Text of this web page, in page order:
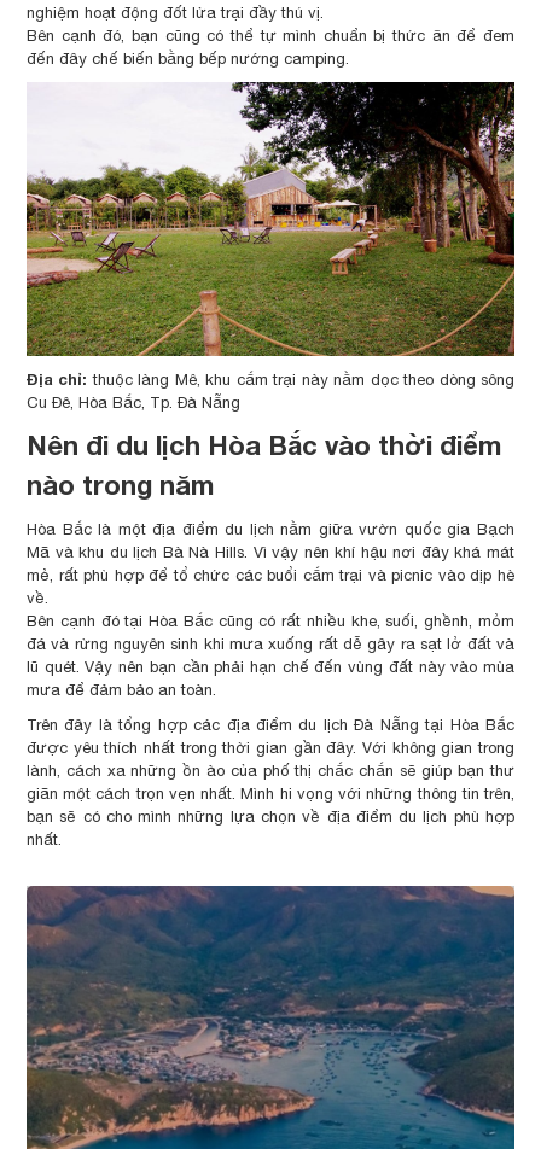
nghiệm hoạt động đốt lửa trại đầy thú vị.
Bên cạnh đó, bạn cũng có thể tự mình chuẩn bị thức ăn để đem
đến đây chế biến bằng bếp nướng camping.
Địa chỉ: thuộc làng Mê, khu cắm trại này nằm dọc theo dòng sông
Cu Đê, Hòa Bắc, Tp. Đà Nẵng
Nên đi du lịch Hòa Bắc vào thời điểm
nào trong năm
Hòa Bắc là một địa điểm du lịch nằm giữa vườn quốc gia Bạch
Mã và khu du lịch Bà Nà Hills. Vì vậy nên khí hậu nơi đây khá mát
mẻ, rất phù hợp để tổ chức các buổi cắm trại và picnic vào dịp hè
về.
Bên cạnh đó tại Hòa Bắc cũng có rất nhiều khe, suối, ghềnh, mỏm
đá và rừng nguyên sinh khi mưa xuống rất dễ gây ra sạt lở đất và
lũ quét. Vậy nên bạn cần phải hạn chế đến vùng đất này vào mùa
mưa để đảm bảo an toàn.
Trên đây là tổng hợp các địa điểm du lịch Đà Nẵng tại Hòa Bắc
được yêu thích nhất trong thời gian gần đây. Với không gian trong
lành, cách xa những ồn ào của phố thị chắc chắn sẽ giúp bạn thư
giãn một cách trọn vẹn nhất. Mình hi vọng với những thông tin trên,
bạn sẽ có cho mình những lựa chọn về địa điểm du lịch phù hợp
nhất.